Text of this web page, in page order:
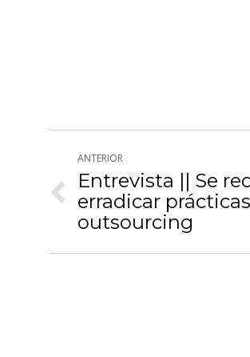
Navegación
entre
ANTERIOR
Publicación
anterior:
Entrevista || Se
erradicar
outsourcing